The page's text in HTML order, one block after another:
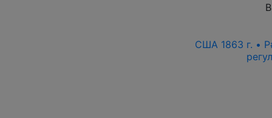
США 1863 г. •